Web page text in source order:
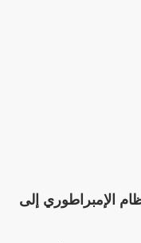
الإمبراطوري إلى